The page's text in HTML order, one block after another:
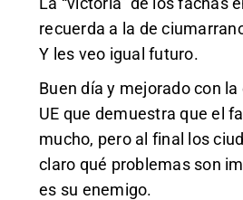
recuerda a la de
Y les veo igual futuro.
Buen día y mejorado con
UE que demuestra que el
mucho, pero al final los
claro qué problemas son
es su enemigo.